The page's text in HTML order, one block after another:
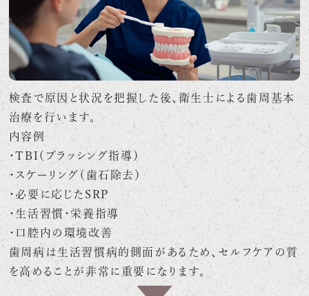
検査で原因と状況を把握した後、衛生士による歯周基本
治療を行います。
内容例
・TBI（ブラッシング指導）
・スケーリング（歯石除去）
・必要に応じたSRP
・生活習慣・栄養指導
・口腔内の環境改善
歯周病は生活習慣病的側面があるため、セルフケアの質
を高めることが非常に重要になります。